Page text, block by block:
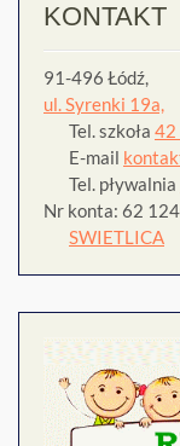
KONTAKT
91-496 Łódź,
ul. Syrenki 19a,
Tel. szkoła 42
E-mail
Tel. pływalnia
Nr konta: 62
SWIETLICA